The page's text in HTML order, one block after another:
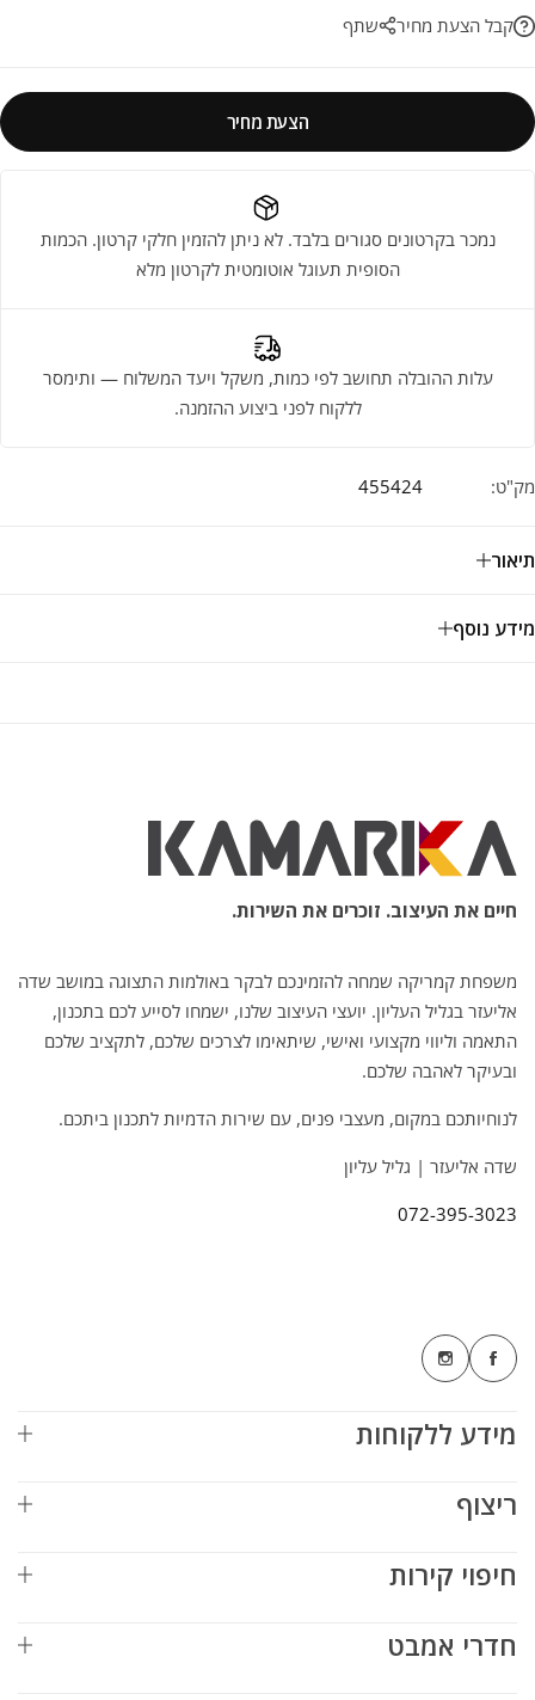
מושלמת.
קבל הצעת מחיר
שתף
הצעת מחיר
נמכר בקרטונים סגורים בלבד. לא ניתן להזמין חלקי קרטון. הכמות
הסופית תעוגל אוטומטית לקרטון מלא
עלות ההובלה תחושב לפי כמות, משקל ויעד המשלוח — ותימסר
ללקוח לפני ביצוע ההזמנה.
מק"ט: 455424
תיאור
מידע נוסף
חיים את העיצוב. זוכרים את השירות.
משפחת קמריקה שמחה להזמינכם לבקר באולמות התצוגה במושב שדה
אליעזר בגליל העליון. יועצי העיצוב שלנו, ישמחו לסייע לכם בתכנון,
התאמה וליווי מקצועי ואישי, שיתאימו לצרכים שלכם, לתקציב שלכם
ובעיקר לאהבה שלכם.
לנוחיותכם במקום, מעצבי פנים, עם שירות הדמיות לתכנון ביתכם.
שדה אליעזר | גליל עליון
072-395-3023
מידע ללקוחות
ריצוף
חיפוי קירות
חדרי אמבט